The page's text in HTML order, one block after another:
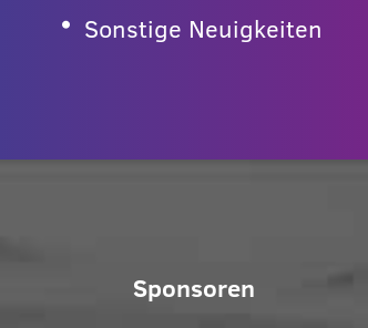
Sonstige Neuigkeiten
Sponsoren